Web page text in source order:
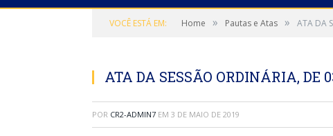
VOCÊ ESTÁ EM: Home » Pautas e Atas » ATA DA
ATA DA SESSÃO ORDINÁRIA, DE
POR CR2-ADMIN7 EM 3 DE MAIO DE 2019